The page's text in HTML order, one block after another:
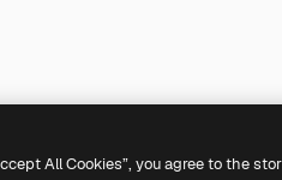
Premium
Premium
All Cookies”, you agree to the